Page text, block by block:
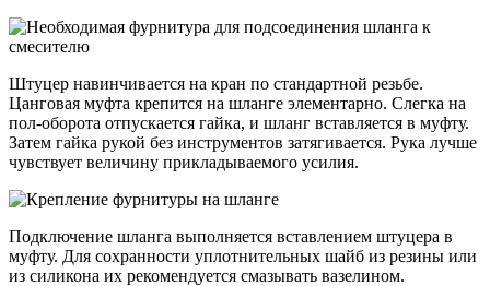
Штуцер навинчивается на кран по стандартной резьбе.
Цанговая муфта крепится на шланге элементарно. Слегка на
пол-оборота отпускается гайка, и шланг вставляется в муфту.
Затем гайка рукой без инструментов затягивается. Рука лучше
чувствует величину прикладываемого усилия.
Подключение шланга выполняется вставлением штуцера в
муфту. Для сохранности уплотнительных шайб из резины или
из силикона их рекомендуется смазывать вазелином.